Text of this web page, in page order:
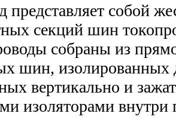
собой
секций шин
собраны из
шин, изолированных
вертикально и
изоляторами внутри